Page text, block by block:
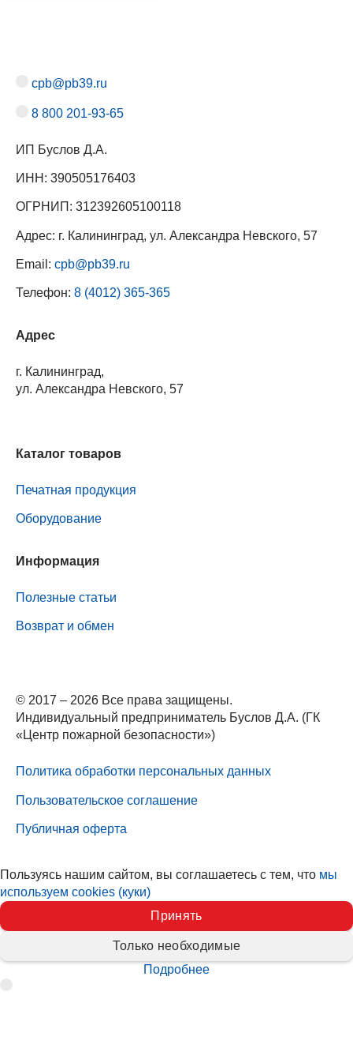
cpb@pb39.ru
8 800 201-93-65
ИП Буслов Д.А.
ИНН: 390505176403
ОГРНИП: 312392605100118
Адрес: г. Калининград, ул. Александра Невского, 57
Email: cpb@pb39.ru
Телефон: 8 (4012) 365-365
Адрес
г. Калининград,
ул. Александра Невского, 57
Каталог товаров
Печатная продукция
Оборудование
Информация
Полезные статьи
Возврат и обмен
© 2017 – 2026 Все права защищены.
Индивидуальный предприниматель Буслов Д.А. (ГК
«Центр пожарной безопасности»)
Политика обработки персональных данных
Пользовательское соглашение
Публичная оферта
Пользуясь нашим сайтом, вы соглашаетесь с тем, что мы
используем cookies (куки)
Принять
Только необходимые
Подробнее